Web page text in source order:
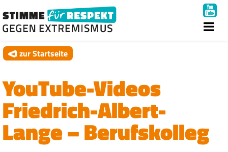
zur Startseite
YouTube-Videos
Friedrich-Albert-
Lange – Berufskolleg